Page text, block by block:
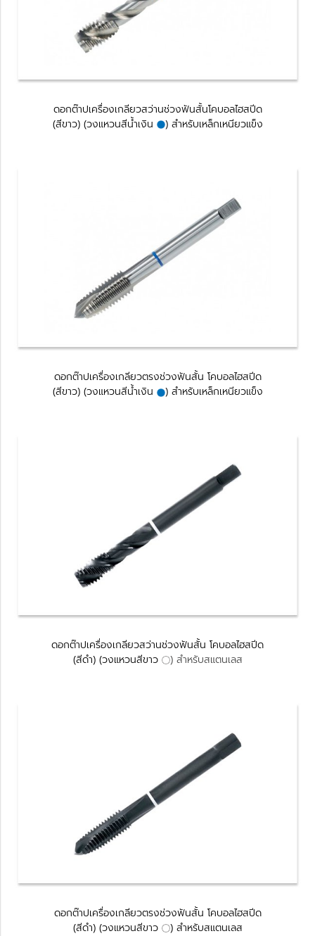
ดอกต๊าปเครื่องเกลียวสว่านช่วงฟันสั้นโคบอลไฮสปีด
(สีขาว) (วงแหวนสีนํ้าเงิน
) สำหรับเหล็กเหนียวแข็ง
ดอกต๊าปเครื่องเกลียวตรงช่วงฟันสั้น โคบอลไฮสปีด
(สีขาว) (วงแหวนสีนํ้าเงิน
) สำหรับเหล็กเหนียวแข็ง
ดอกต๊าปเครื่องเกลียวสว่านช่วงฟันสั้น โคบอลไฮสปีด
(สีดำ) (วงแหวนสีขาว
) สำหรับสแตนเลส
ดอกต๊าปเครื่องเกลียวตรงช่วงฟันสั้น โคบอลไฮสปีด
(สีดำ) (วงแหวนสีขาว
) สำหรับสแตนเลส